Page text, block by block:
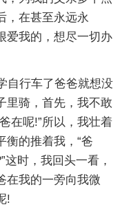
，在甚至永远永
我的，想尽一切办
自行车了爸爸就想没
里骑，首先，我不敢
在呢!”所以，我壮着
衡的推着我，“爸
时，我回头一看，
在我的一旁向我微
!